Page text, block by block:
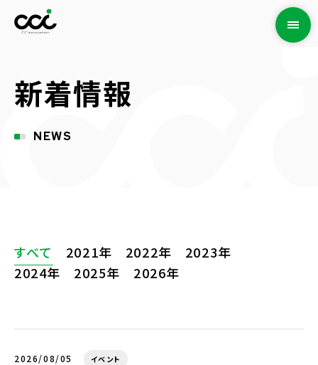
新着情報
NEWS
すべて 2021年 2022年
2023年
2024年
2025年 2026年
2026/08/05 イベント